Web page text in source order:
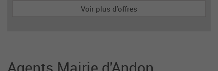
Voir plus d'offres